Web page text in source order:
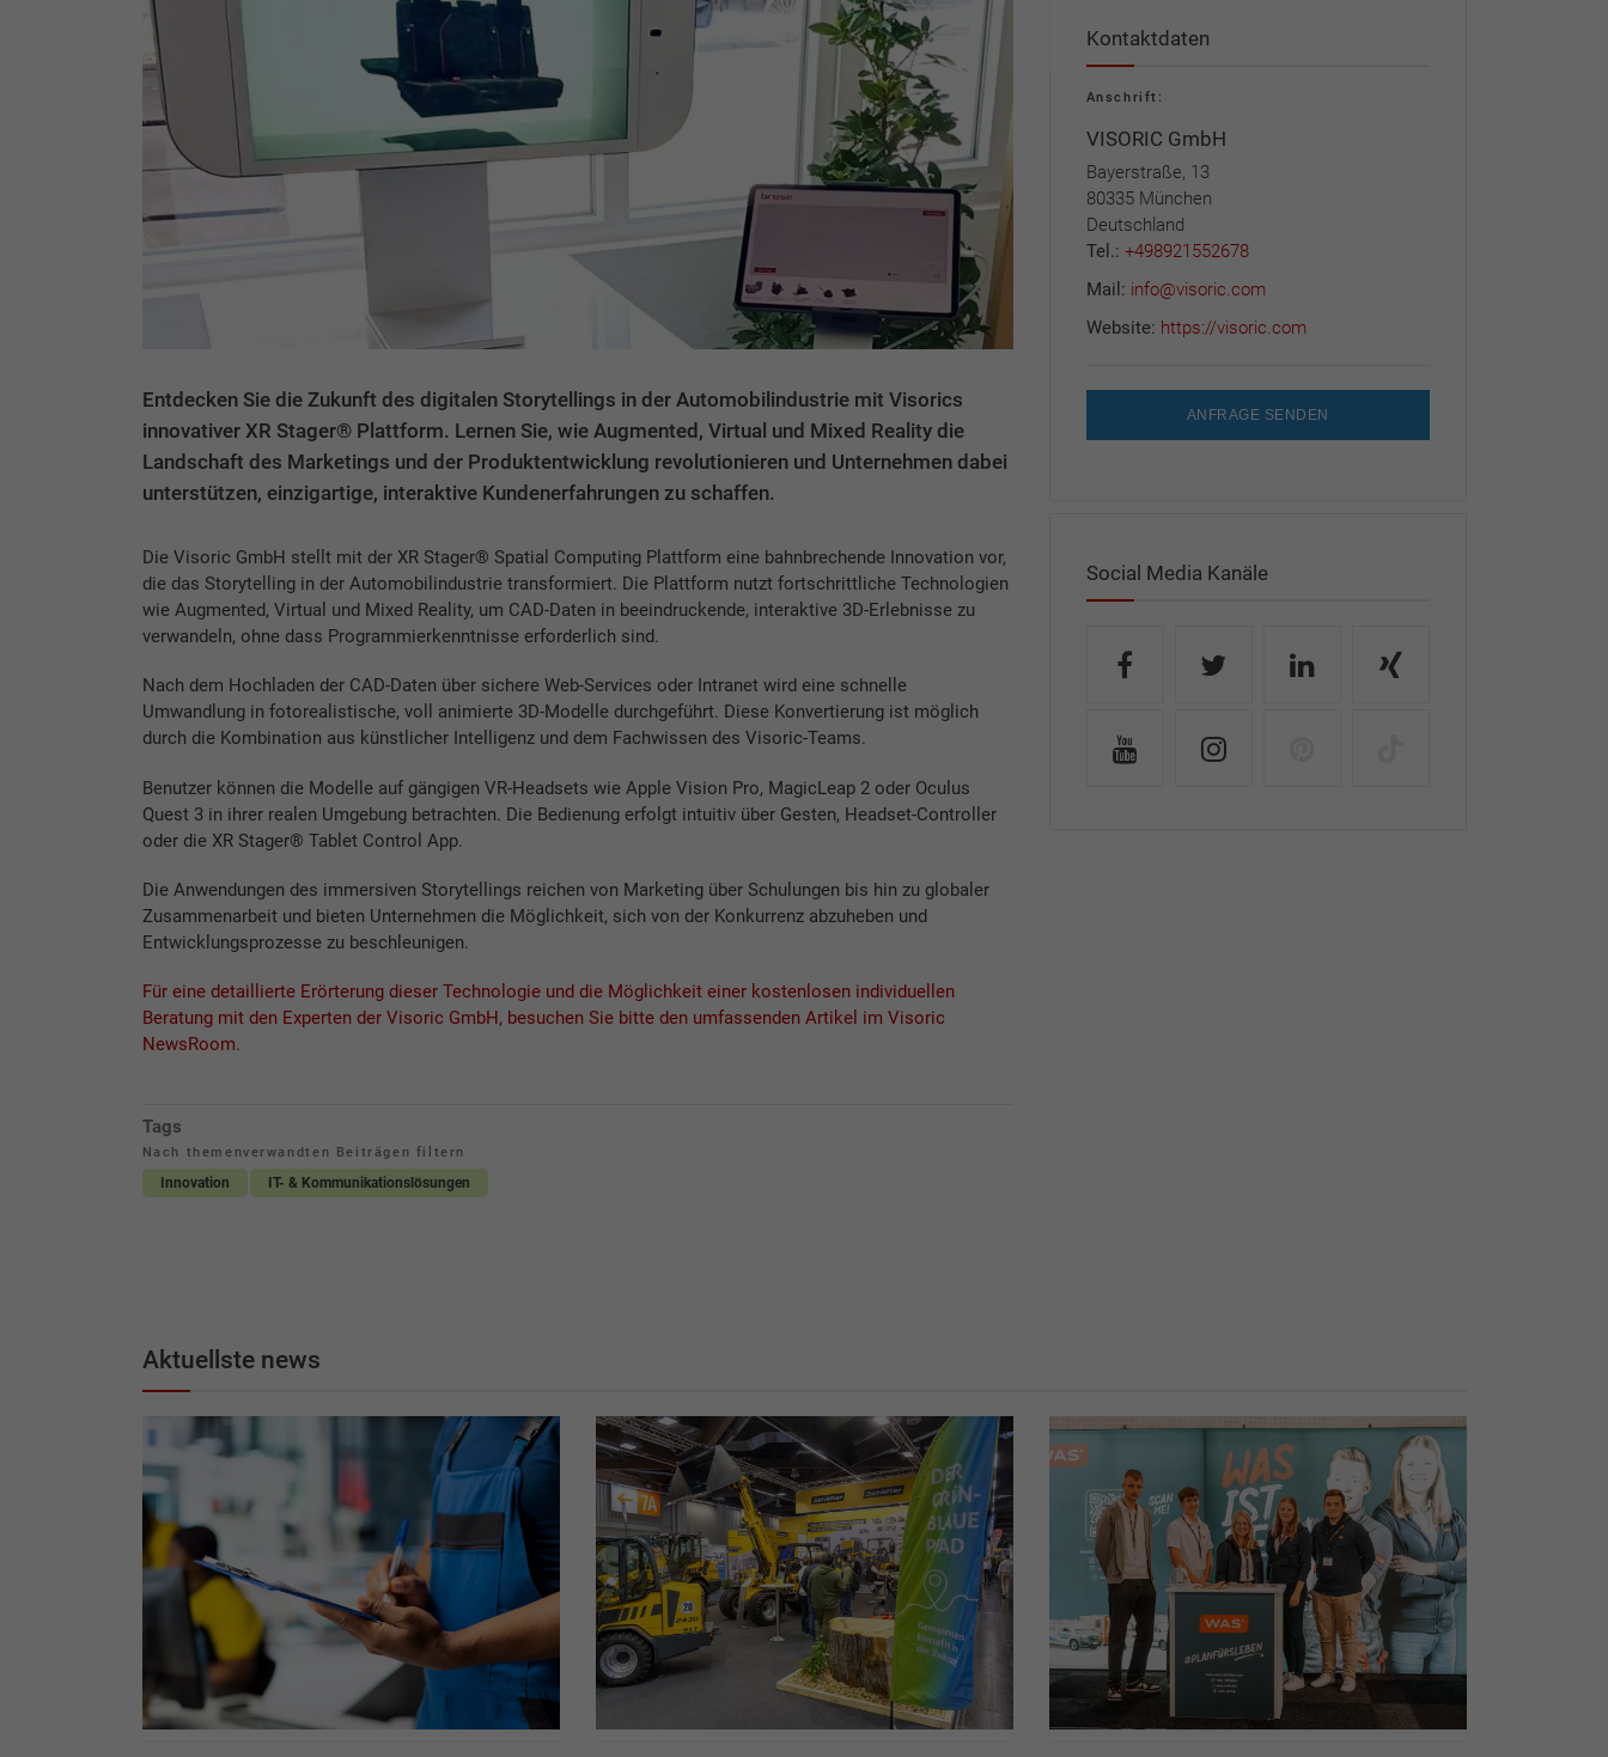
Entdecken Sie die Zukunft des digitalen Storytellings in der Automobilindustrie mit Visorics
innovativer XR Stager® Plattform. Lernen Sie, wie Augmented, Virtual und Mixed Reality die
Landschaft des Marketings und der Produktentwicklung revolutionieren und Unternehmen dabei
unterstützen, einzigartige, interaktive Kundenerfahrungen zu schaffen.
Die Visoric GmbH stellt mit der XR Stager® Spatial Computing Plattform eine bahnbrechende Innovation vor,
die das Storytelling in der Automobilindustrie transformiert. Die Plattform nutzt fortschrittliche Technologien
wie Augmented, Virtual und Mixed Reality, um CAD-Daten in beeindruckende, interaktive 3D-Erlebnisse zu
verwandeln, ohne dass Programmierkenntnisse erforderlich sind.
Nach dem Hochladen der CAD-Daten über sichere Web-Services oder Intranet wird eine schnelle
Umwandlung in fotorealistische, voll animierte 3D-Modelle durchgeführt. Diese Konvertierung ist möglich
durch die Kombination aus künstlicher Intelligenz und dem Fachwissen des Visoric-Teams.
Benutzer können die Modelle auf gängigen VR-Headsets wie Apple Vision Pro, MagicLeap 2 oder Oculus
Quest 3 in ihrer realen Umgebung betrachten. Die Bedienung erfolgt intuitiv über Gesten, Headset-Controller
oder die XR Stager® Tablet Control App.
Die Anwendungen des immersiven Storytellings reichen von Marketing über Schulungen bis hin zu globaler
Zusammenarbeit und bieten Unternehmen die Möglichkeit, sich von der Konkurrenz abzuheben und
Entwicklungsprozesse zu beschleunigen.
Für eine detaillierte Erörterung dieser Technologie und die Möglichkeit einer kostenlosen individuellen
Beratung mit den Experten der Visoric GmbH, besuchen Sie bitte den umfassenden Artikel im Visoric
NewsRoom.
Tags
Nach themenverwandten Beiträgen filtern
Innovation IT- & Kommunikationslösungen
Kontaktdaten
Anschrift:
VISORIC GmbH
Bayerstraße, 13
80335 München
Deutschland
Tel.: +498921552678
Mail: info@visoric.com
Website: https://visoric.com
ANFRAGE SENDEN
Social Media Kanäle
Aktuellste news